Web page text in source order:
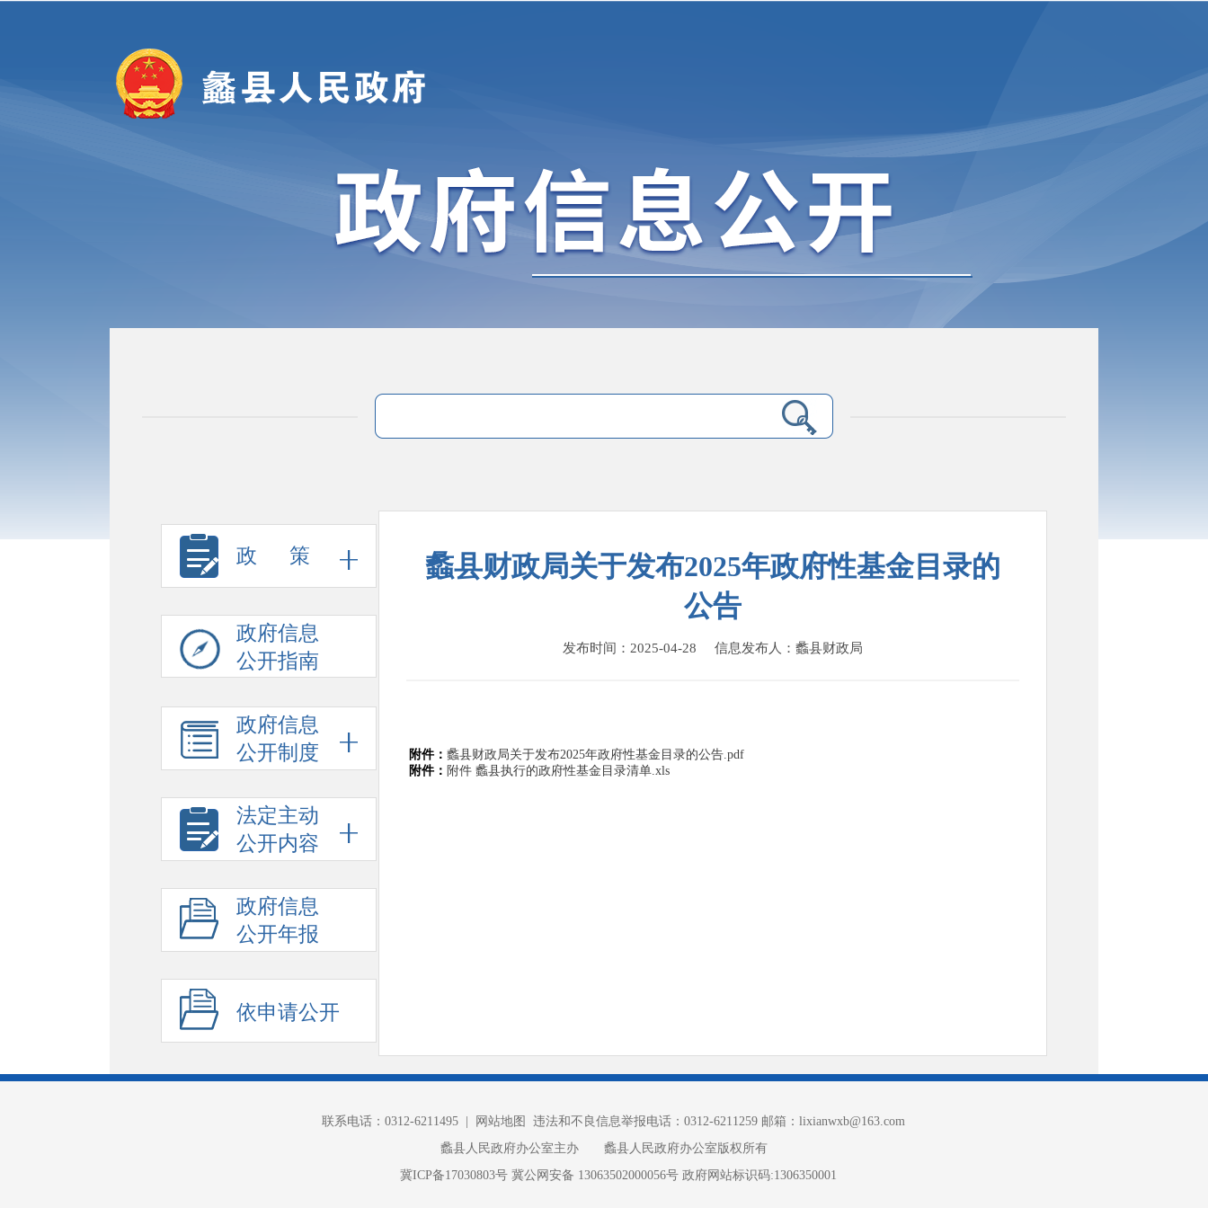
政 策
政府信息
公开指南
政府信息
公开制度
法定主动
公开内容
政府信息
公开年报
依申请公开
蠡县财政局关于发布2025年政府性基金目录的
公告
发布时间：2025-04-28 信息发布人：蠡县财政局
附件： 蠡县财政局关于发布2025年政府性基金目录的公告.pdf
附件： 附件 蠡县执行的政府性基金目录清单.xls
联系电话：0312-6211495 | 网站地图
违法和不良信息举报电话：0312-6211259 邮箱：lixianwxb@163.com
蠡县人民政府办公室主办 蠡县人民政府办公室版权所有
冀ICP备17030803号 冀公网安备 13063502000056号 政府网站标识码:1306350001